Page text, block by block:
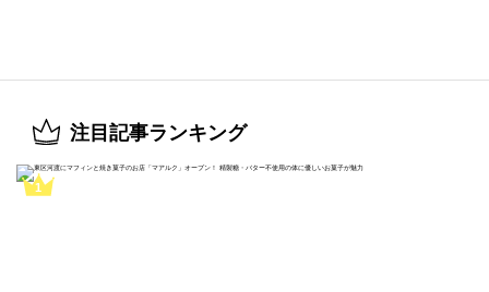
注目記事ランキング